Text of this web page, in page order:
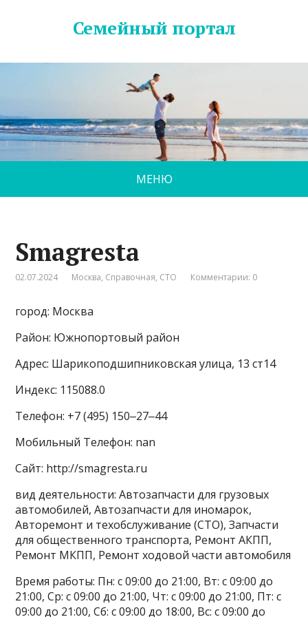
Семейный портал
МЕНЮ
Smagresta
02.07.2024 Москва, Справочная, СТО Комментарии: 0
город: Москва
Район: Южнопортовый район
Адрес: Шарикоподшипниковская улица, 13 ст14
Индекс: 115088.0
Телефон: +7 (495) 150‒27‒44
Мобильный Телефон: nan
Сайт: http://smagresta.ru
вид деятельности: Автозапчасти для грузовых
автомобилей, Автозапчасти для иномарок,
Авторемонт и техобслуживание (СТО), Запчасти
для общественного транспорта, Ремонт АКПП,
Ремонт МКПП, Ремонт ходовой части автомобиля
Время работы: Пн: с 09:00 до 21:00, Вт: с 09:00 до
21:00, Ср: с 09:00 до 21:00, Чт: с 09:00 до 21:00, Пт: с
09:00 до 21:00, Сб: с 09:00 до 18:00, Вс: с 09:00 до